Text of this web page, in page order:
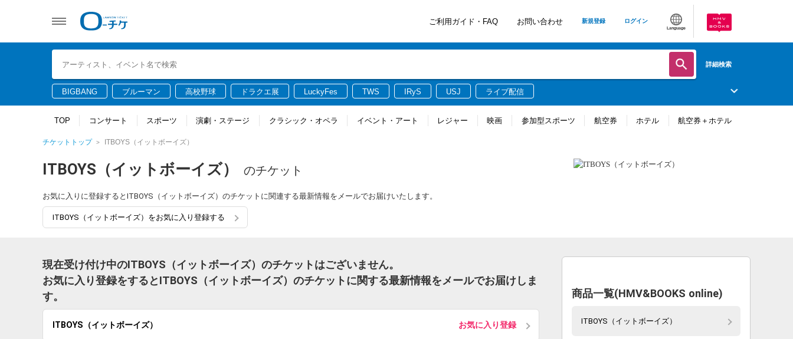
ご利用ガイド・FAQ お問い合わせ 新規登録 ログイン
Language
詳細検索
BIGBANG ブルーマン 高校野球 ドラクエ展 LuckyFes TWS IRyS USJ ライブ配信
TOP コンサート スポーツ 演劇・ステージ クラシック・オペラ イベント・アート レジャー 映画 参加型スポーツ 航空券 ホテル 航空券＋ホテル
チケットトップ ITBOYS（イットボーイズ）
ITBOYS（イットボーイズ） のチケット
お気に入りに登録するとITBOYS（イットボーイズ）のチケットに関連する最新情報をメールでお届けいたします。
ITBOYS（イットボーイズ）をお気に入り登録する
現在受け付け中のITBOYS（イットボーイズ）のチケットはございません。
お気に入り登録をするとITBOYS（イットボーイズ）のチケットに関する最新情報をメールでお届けしま
す。
ITBOYS（イットボーイズ） お気に入り登録
商品一覧(HMV&BOOKS online)
ITBOYS（イットボーイズ）